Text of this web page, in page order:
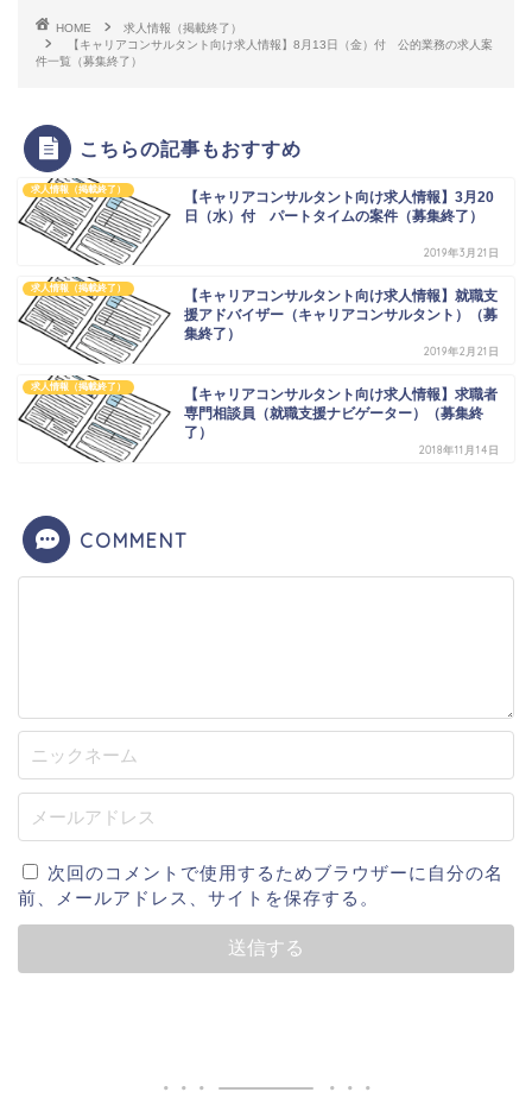
HOME
求人情報（掲載終了）
【キャリアコンサルタント向け求人情報】8月13日（金）付 公的業務の求人案
件一覧（募集終了）
こちらの記事もおすすめ
求人情報（掲載終了）
【キャリアコンサルタント向け求人情報】3月20
日（水）付 パートタイムの案件（募集終了）
2019年3月21日
求人情報（掲載終了）
【キャリアコンサルタント向け求人情報】就職支
援アドバイザー（キャリアコンサルタント）（募
集終了）
2019年2月21日
求人情報（掲載終了）
【キャリアコンサルタント向け求人情報】求職者
専門相談員（就職支援ナビゲーター）（募集終
了）
2018年11月14日
COMMENT
次回のコメントで使用するためブラウザーに自分の名
前、メールアドレス、サイトを保存する。